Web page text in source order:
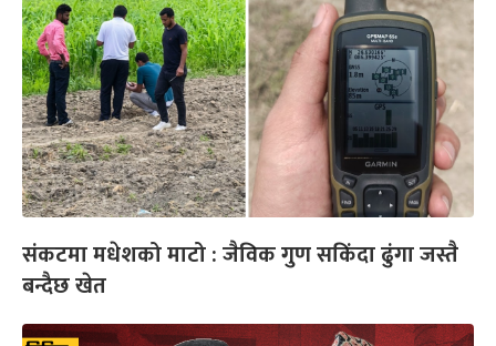
संकटमा मधेशको माटो : जैविक गुण सकिंदा ढुंगा जस्तै
बन्दैछ खेत